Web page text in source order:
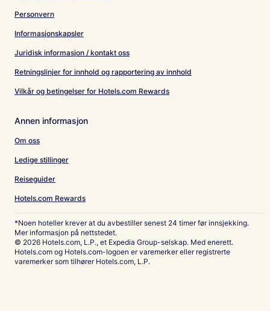
Personvern
Informasjonskapsler
Juridisk informasjon / kontakt oss
Retningslinjer for innhold og rapportering av innhold
Vilkår og betingelser for Hotels.com Rewards
Annen informasjon
Om oss
Ledige stillinger
Reiseguider
Hotels.com Rewards
*Noen hoteller krever at du avbestiller senest 24 timer før innsjekking.
Mer informasjon på nettstedet.
© 2026 Hotels.com, L.P., et Expedia Group-selskap. Med enerett.
Hotels.com og Hotels.com-logoen er varemerker eller registrerte
varemerker som tilhører Hotels.com, L.P.